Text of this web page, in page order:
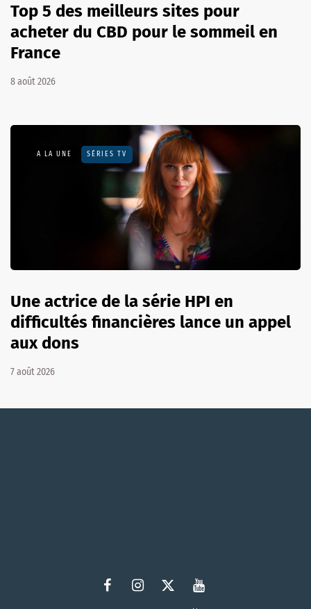
Top 5 des meilleurs sites pour
acheter du CBD pour le sommeil en
France
8 août 2026
A LA UNE SÉRIES TV
Une actrice de la série HPI en
difficultés financières lance un appel
aux dons
7 août 2026